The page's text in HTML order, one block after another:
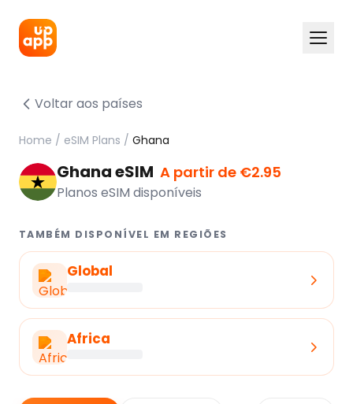
Voltar aos países
Home / eSIM Plans / Ghana
Ghana eSIM A partir de €2.95
Planos eSIM disponíveis
TAMBÉM DISPONÍVEL EM REGIÕES
Global
Africa